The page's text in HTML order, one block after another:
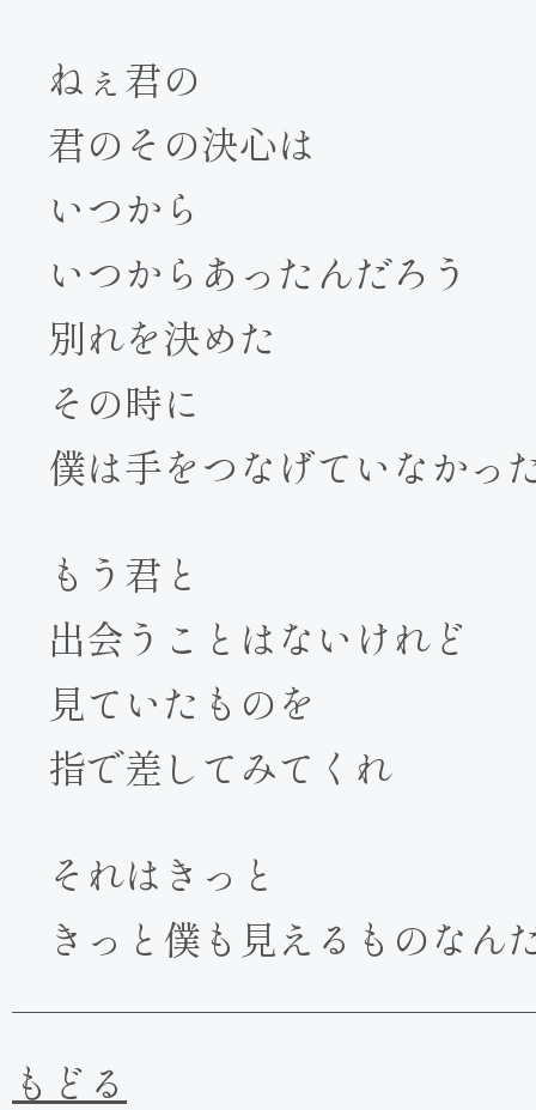
ねぇ君の
君のその決心は
いつから
いつからあったんだろう
別れを決めた
その時に
僕は手をつなげていなかっ
もう君と
出会うことはないけれど
見ていたものを
指で差してみてくれ
それはきっと
きっと僕も見えるものなん
もどる